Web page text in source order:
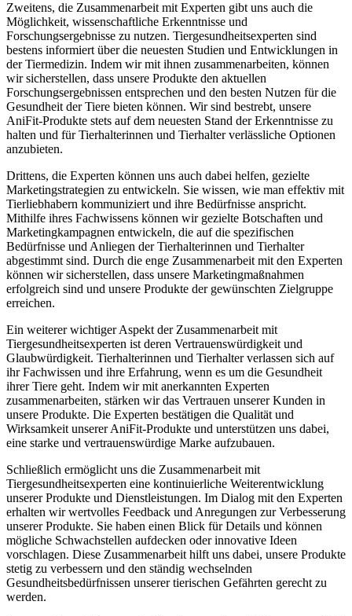
Zweitens, die Zusammenarbeit mit Experten gibt uns ‍auch die
Möglichkeit, wissenschaftliche Erkenntnisse und
Forschungsergebnisse ​zu nutzen. Tiergesundheitsexperten sind
bestens informiert ​über die neuesten Studien und Entwicklungen in
der ‍Tiermedizin.⁤ Indem wir mit ihnen zusammenarbeiten, können
wir sicherstellen, dass unsere Produkte den aktuellen
Forschungsergebnissen entsprechen und den besten Nutzen für die
Gesundheit der Tiere bieten können. Wir sind bestrebt, unsere
AniFit-Produkte stets auf dem neuesten Stand der Erkenntnisse zu
halten und für‌ Tierhalterinnen und Tierhalter ​verlässliche Optionen
anzubieten.
Drittens, die⁣ Experten können uns auch dabei helfen, gezielte
Marketingstrategien‍ zu entwickeln. Sie ​wissen, wie man effektiv mit
​Tierliebhabern kommuniziert und ihre Bedürfnisse ⁢anspricht.
Mithilfe ihres⁤ Fachwissens können wir ⁢gezielte Botschaften und‌
Marketingkampagnen ⁢entwickeln, die auf die spezifischen
Bedürfnisse und Anliegen der⁢ Tierhalterinnen und Tierhalter
abgestimmt sind. Durch die enge Zusammenarbeit mit den Experten
können ‌wir sicherstellen, dass unsere Marketingmaßnahmen
erfolgreich sind und ‌unsere Produkte der gewünschten Zielgruppe
erreichen.
Ein weiterer wichtiger Aspekt der‍ Zusammenarbeit mit
Tiergesundheitsexperten ist deren Vertrauenswürdigkeit und
Glaubwürdigkeit. Tierhalterinnen und Tierhalter verlassen sich auf
ihr Fachwissen und ​ihre Erfahrung, wenn es um ⁣die Gesundheit
ihrer Tiere geht. Indem wir mit anerkannten Experten
zusammenarbeiten, stärken wir das Vertrauen unserer Kunden in
unsere Produkte. Die⁢ Experten bestätigen die Qualität und
Wirksamkeit unserer AniFit-Produkte und unterstützen uns dabei,
eine starke⁣ und vertrauenswürdige Marke aufzubauen.
Schließlich ermöglicht uns die Zusammenarbeit mit
Tiergesundheitsexperten eine kontinuierliche Weiterentwicklung
unserer Produkte und ⁤Dienstleistungen. ‌Im Dialog mit den⁤ Experten
erhalten wir wertvolles ⁣Feedback und Anregungen zur Verbesserung
unserer Produkte. Sie haben einen Blick für Details und können
mögliche Schwachstellen aufdecken oder innovative Ideen
vorschlagen. ​Diese Zusammenarbeit hilft uns dabei, unsere Produkte
stetig zu⁢ verbessern und den ständig wechselnden
Gesundheitsbedürfnissen unserer tierischen Gefährten gerecht zu
‍werden.